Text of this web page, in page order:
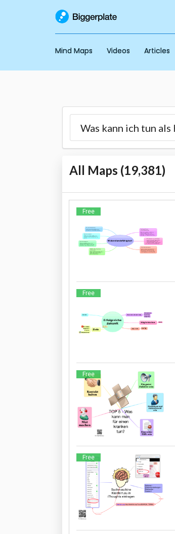
Mind Maps Videos Articles
All Maps (19,381)
Free
Free
Free
Free